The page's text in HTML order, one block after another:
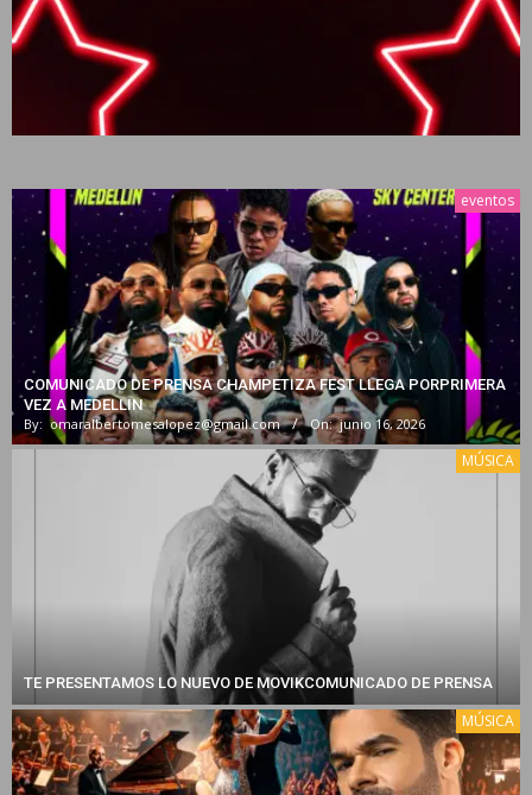
eventos
COMUNICADO DE PRENSA CHAMPETIZA FEST LLEGA PORPRIMERA
VEZ A MEDELLIN
By: omaralbertomesalopez@gmail.com On: junio 16, 2026
MÚSICA
TE PRESENTAMOS LO NUEVO DE MOVIKCOMUNICADO DE PRENSA
MÚSICA